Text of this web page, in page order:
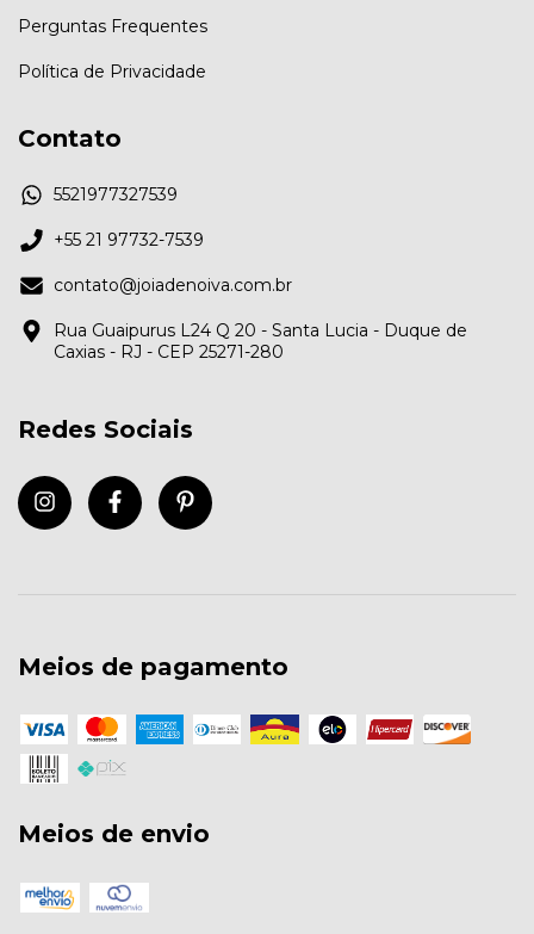
Perguntas Frequentes
Política de Privacidade
Contato
5521977327539
+55 21 97732-7539
contato@joiadenoiva.com.br
Rua Guaipurus L24 Q 20 - Santa Lucia - Duque de
Caxias - RJ - CEP 25271-280
Redes Sociais
Meios de pagamento
Meios de envio